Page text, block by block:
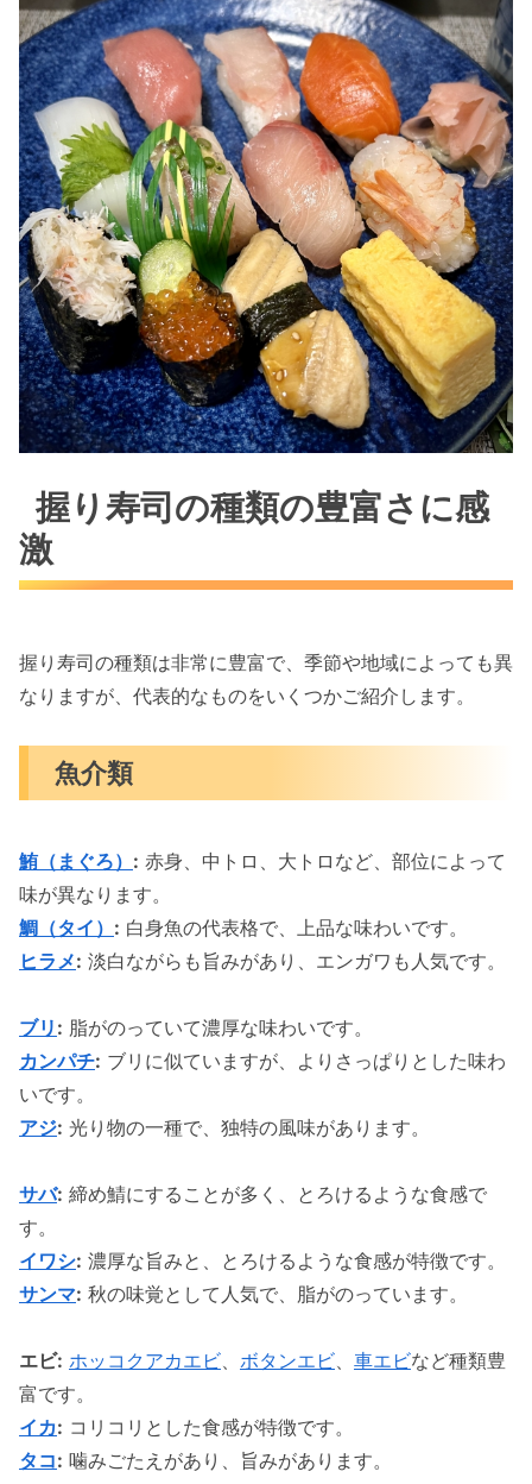
握り寿司の種類の豊富さに感
激
握り寿司の種類は非常に豊富で、季節や地域によっても異
なりますが、代表的なものをいくつかご紹介します。
魚介類
鮪（まぐろ） : 赤身、中トロ、大トロなど、部位によって
味が異なります。
鯛（タイ） : 白身魚の代表格で、上品な味わいです。
ヒラメ: 淡白ながらも旨みがあり、エンガワも人気です。
ブリ : 脂がのっていて濃厚な味わいです。
カンパチ: ブリに似ていますが、よりさっぱりとした味わ
いです。
アジ: 光り物の一種で、独特の風味があります。
サバ: 締め鯖にすることが多く、とろけるような食感で
す。
イワシ: 濃厚な旨みと、とろけるような食感が特徴です。
サンマ: 秋の味覚として人気で、脂がのっています。
エビ: ホッコクアカエビ ボタンエビ 車エビなど種類豊
富です。
イカ: コリコリとした食感が特徴です。
タコ: 噛みごたえがあり、旨みがあります。